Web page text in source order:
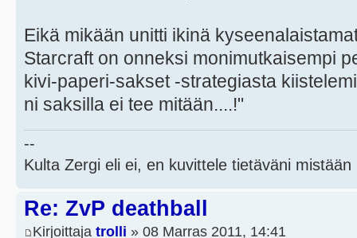
Eikä mikään unitti ikinä
Starcraft on onneksi monimutkaisempi
kivi-paperi-sakset -strategiasta
ni saksilla ei tee mitään....!"
--
Kulta Zergi eli ei, en kuvittele tietäväni mistään
Re: ZvP deathball
Kirjoittaja trolli » 08 Marras 2011, 14:41